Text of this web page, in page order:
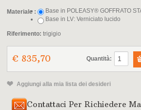
Materiale :
Base in POLEASY® GOFFRATO
Base in LV: Verniciato lucido
Riferimento: trigigio
€ 835,70 Quantità:
Aggiungi alla mia lista dei desideri
Contattaci Per Richiedere